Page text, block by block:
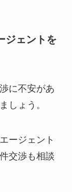
ジェントを
に不安があ
しょう。
ージェント
交渉も相談